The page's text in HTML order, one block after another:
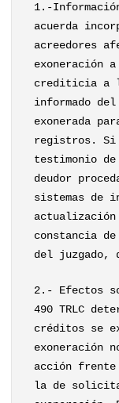
1.-
acuerda
acreedores
exoneración
crediticia a
informado del
exonerada
registros. Si
testimonio
deudor
sistemas de
constancia
del juzgado,
2.- Efectos
490 TRLC
créditos se
exoneración
acción
la de